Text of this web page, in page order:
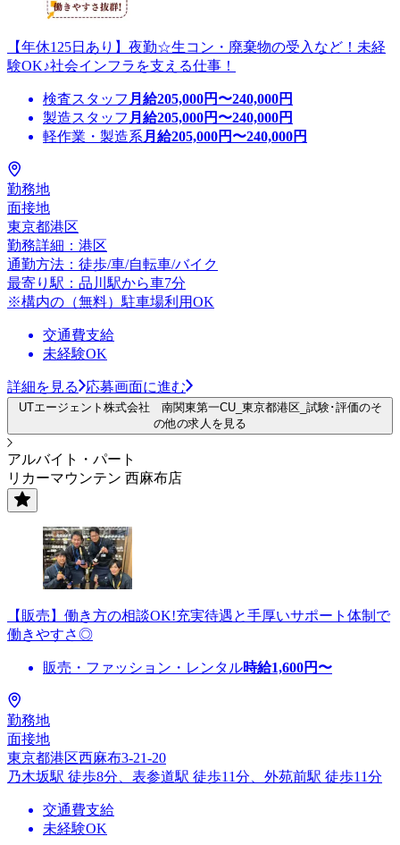
【年休125日あり】夜勤☆生コン・廃棄物の受入など！未経
験OK♪社会インフラを支える仕事！
検査スタッフ 月給205,000円〜240,000円
製造スタッフ 月給205,000円〜240,000円
軽作業・製造系 月給205,000円〜240,000円
勤務地
面接地
東京都港区
勤務詳細：港区
通勤方法：徒歩/車/自転車/バイク
最寄り駅：品川駅から車7分
※構内の（無料）駐車場利用OK
交通費支給
未経験OK
詳細を見る 応募画面に進む
UTエージェント株式会社 南関東第一CU_東京都港区_試験･評価のそ
の他の求人を見る
アルバイト・パート
リカーマウンテン 西麻布店
【販売】働き方の相談OK!充実待遇と手厚いサポート体制で
働きやすさ◎
販売・ファッション・レンタル時給1,600円〜
勤務地
面接地
東京都港区西麻布3-21-20
乃木坂駅 徒歩8分、表参道駅 徒歩11分、外苑前駅 徒歩11分
交通費支給
未経験OK